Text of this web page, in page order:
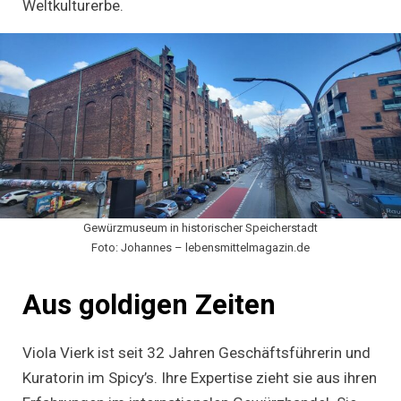
Weltkulturerbe.
Gewürzmuseum in historischer Speicherstadt
Foto: Johannes – lebensmittelmagazin.de
Aus goldigen Zeiten
Viola Vierk ist seit 32 Jahren Geschäftsführerin und
Kuratorin im Spicy’s. Ihre Expertise zieht sie aus ihren